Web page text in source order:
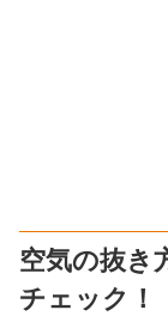
空気の抜き
チェック！